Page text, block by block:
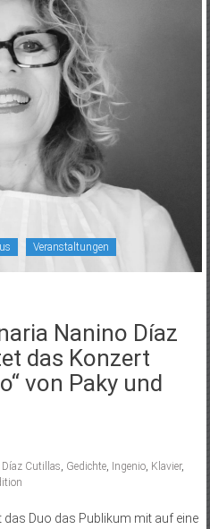
Veranstaltungen
Nanino Díaz
das Konzert
von Paky und
Cutillas, Gedichte, Ingenio, Klavier,
Duo das Publikum mit auf eine